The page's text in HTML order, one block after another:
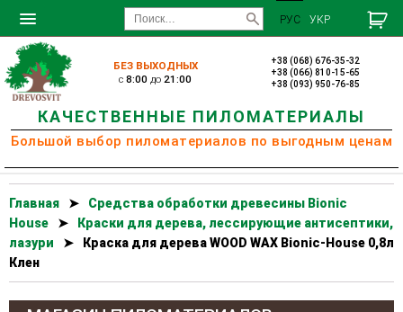
РУС УКР
БЕЗ ВЫХОДНЫХ
c8:00 до21:00
+38 (068) 676-35-32
+38 (066) 810-15-65
+38 (093) 950-76-85
КАЧЕСТВЕННЫЕ ПИЛОМАТЕРИАЛЫ
Большой выбор пиломатериалов по выгодным ценам
Главная ➤
Cредства обработки древесины Bionic
House
➤
Краски для дерева, лессирующие антисептики,
лазури
➤
Краска для дерева WOOD WAX Bionic-House 0,8л
Клен